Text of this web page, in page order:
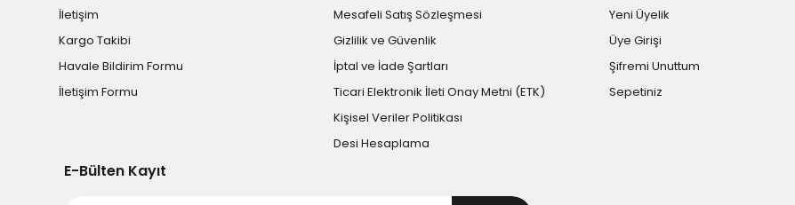
Bu ürüne benzer farklı alternatifler olmalı.
İletişim
Kargo Takibi
Havale Bildirim Formu
İletişim Formu
Mesafeli Satış Sözleşmesi
Gizlilik ve Güvenlik
İptal ve İade Şartları
Ticari Elektronik İleti Onay Metni (ETK)
Kişisel Veriler Politikası
Desi Hesaplama
Yeni Üyelik
Üye Girişi
Şifremi Unuttum
Sepetiniz
E-Bülten Kayıt